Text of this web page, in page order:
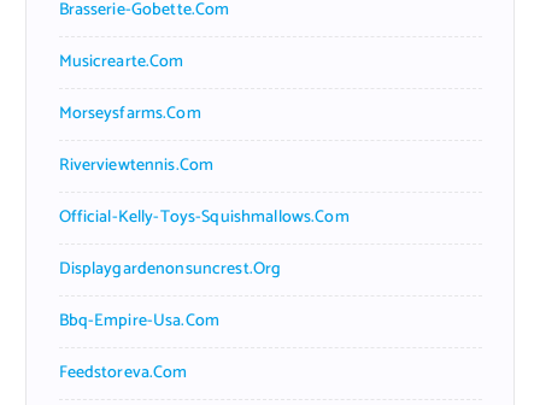
Brasserie-Gobette.com
Musicrearte.com
Morseysfarms.com
Riverviewtennis.com
Official-Kelly-Toys-Squishmallows.com
Displaygardenonsuncrest.org
Bbq-Empire-Usa.com
Feedstoreva.com